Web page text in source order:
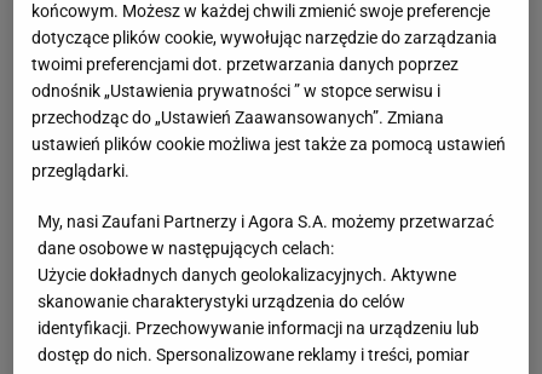
końcowym. Możesz w każdej chwili zmienić swoje preferencje
dotyczące plików cookie, wywołując narzędzie do zarządzania
twoimi preferencjami dot. przetwarzania danych poprzez
odnośnik „Ustawienia prywatności ” w stopce serwisu i
przechodząc do „Ustawień Zaawansowanych”. Zmiana
ustawień plików cookie możliwa jest także za pomocą ustawień
przeglądarki.
My, nasi Zaufani Partnerzy i Agora S.A. możemy przetwarzać
dane osobowe w następujących celach:
Użycie dokładnych danych geolokalizacyjnych. Aktywne
skanowanie charakterystyki urządzenia do celów
identyfikacji. Przechowywanie informacji na urządzeniu lub
dostęp do nich. Spersonalizowane reklamy i treści, pomiar